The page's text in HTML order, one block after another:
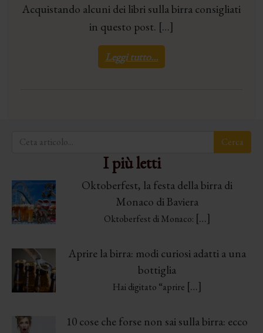
Acquistando alcuni dei libri sulla birra consigliati
in questo post. […]
Leggi tutto…
I più letti
Oktoberfest, la festa della birra di
Monaco di Baviera
Oktoberfest di Monaco: […]
Aprire la birra: modi curiosi adatti a una
bottiglia
Hai digitato “aprire […]
10 cose che forse non sai sulla birra: ecco